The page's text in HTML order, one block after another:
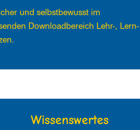
und selbstbewusst im
Downloadbereich Lehr-, Lern-
Wissenswertes